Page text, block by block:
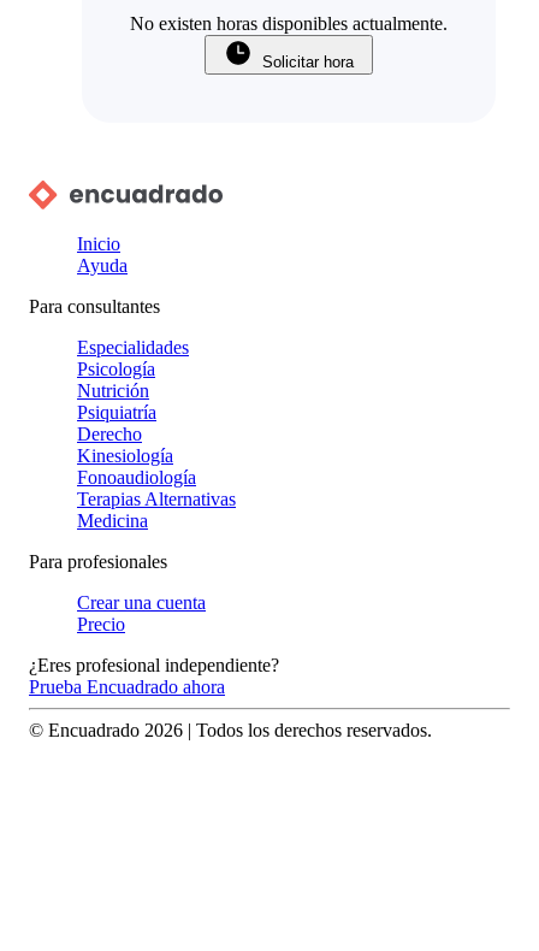
No existen horas disponibles actualmente.
Solicitar hora
Inicio
Ayuda
Para consultantes
Especialidades
Psicología
Nutrición
Psiquiatría
Derecho
Kinesiología
Fonoaudiología
Terapias Alternativas
Medicina
Para profesionales
Crear una cuenta
Precio
¿Eres profesional independiente?
Prueba Encuadrado ahora
© Encuadrado 2026 | Todos los derechos reservados.